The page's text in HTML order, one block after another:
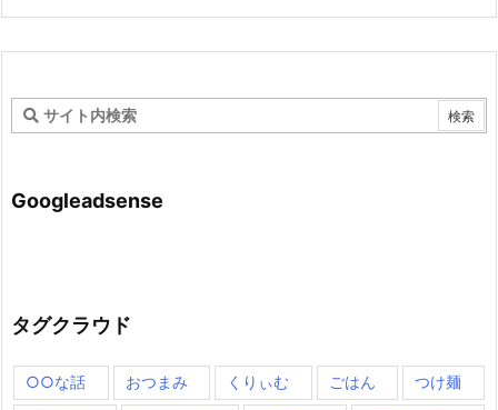
Googleadsense
タグクラウド
○○な話 おつまみ くりぃむ ごはん つけ麺